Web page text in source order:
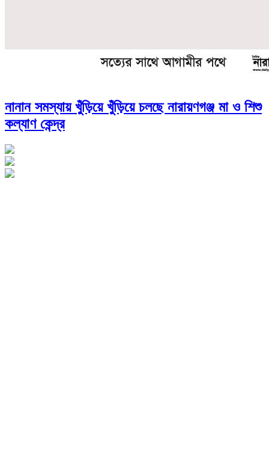
নানান সমস্যায় খুঁড়িয়ে খুঁড়িয়ে চলছে নারায়ণগঞ্জ মা ও শিশু
কল্যাণ কেন্দ্র